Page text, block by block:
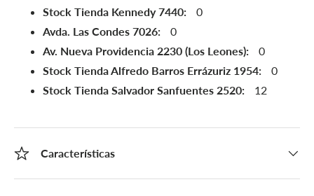
Stock Tienda Kennedy 7440:
0
Avda. Las Condes 7026:
0
Av. Nueva Providencia 2230 (Los Leones):
0
Stock Tienda Alfredo Barros Errázuriz 1954:
0
Stock Tienda Salvador Sanfuentes 2520:
12
Características